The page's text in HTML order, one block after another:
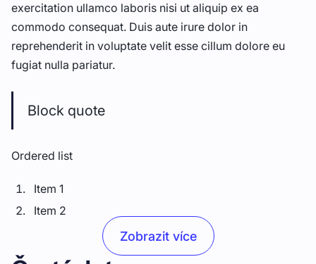
exercitation ullamco laboris nisi ut aliquip ex ea
commodo consequat. Duis aute irure dolor in
reprehenderit in voluptate velit esse cillum dolore eu
fugiat nulla pariatur.
Block quote
Ordered list
Item 1
Item 2
Zobrazit více